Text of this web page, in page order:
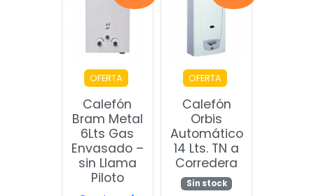
OFERTA
Calefón
Bram Metal
6Lts Gas
Envasado –
sin Llama
Piloto
OFERTA
Calefón
Orbis
Automático
14 Lts. TN a
Corredera
Sin stock